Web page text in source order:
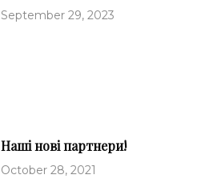
September 29, 2023
Наші нові партнери!
October 28, 2021